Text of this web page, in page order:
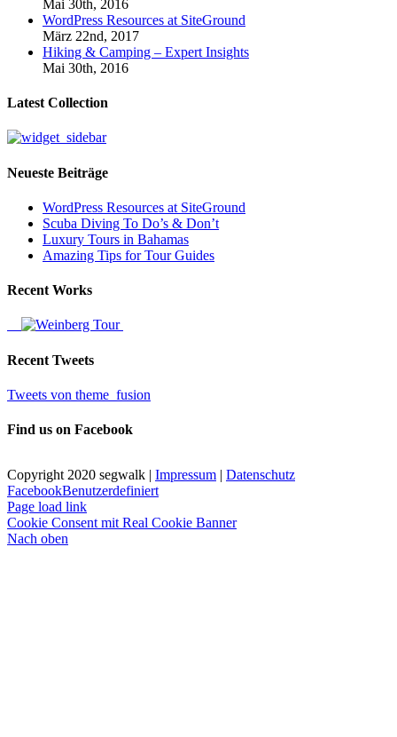
Mai 30th, 2016
WordPress Resources at SiteGround
März 22nd, 2017
Hiking & Camping – Expert Insights
Mai 30th, 2016
Latest Collection
Neueste Beiträge
WordPress Resources at SiteGround
Scuba Diving To Do’s & Don’t
Luxury Tours in Bahamas
Amazing Tips for Tour Guides
Recent Works
Recent Tweets
Tweets von theme_fusion
Find us on Facebook
Copyright 2020 segwalk | Impressum | Datenschutz
FacebookBenutzerdefiniert
Page load link
Cookie Consent mit Real Cookie Banner
Nach oben